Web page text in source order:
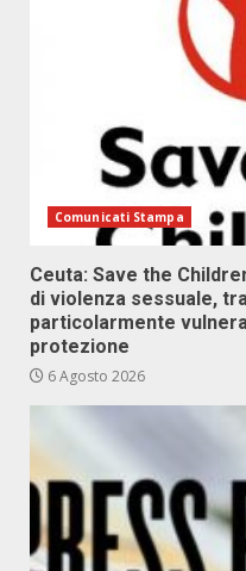
Comunicati Stampa
Ceuta: Save the
di violenza sessuale,
particolarmente
protezione
6 Agosto 2026